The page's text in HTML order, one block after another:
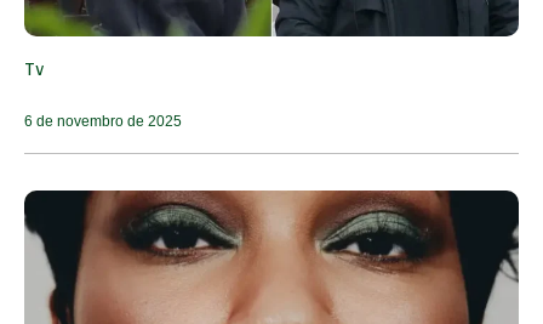
Tv
6 de novembro de 2025